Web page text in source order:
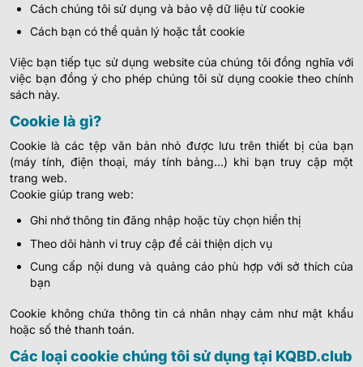
Cách chúng tôi sử dụng và bảo vệ dữ liệu từ cookie
Cách bạn có thể quản lý hoặc tắt cookie
Việc bạn tiếp tục sử dụng website của chúng tôi đồng nghĩa với
việc bạn đồng ý cho phép chúng tôi sử dụng cookie theo chính
sách này.
Cookie là gì?
Cookie là các tệp văn bản nhỏ được lưu trên thiết bị của bạn
(máy tính, điện thoại, máy tính bảng…) khi bạn truy cập một
trang web.
Cookie giúp trang web:
Ghi nhớ thông tin đăng nhập hoặc tùy chọn hiển thị
Theo dõi hành vi truy cập để cải thiện dịch vụ
Cung cấp nội dung và quảng cáo phù hợp với sở thích của
bạn
Cookie không chứa thông tin cá nhân nhạy cảm như mật khẩu
hoặc số thẻ thanh toán.
Các loại cookie chúng tôi sử dụng tại KQBD.club